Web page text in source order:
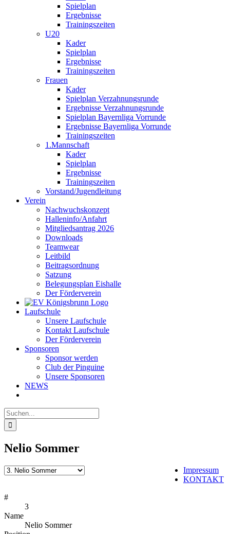
Spielplan
Ergebnisse
Trainingszeiten
U20
Kader
Spielplan
Ergebnisse
Trainingszeiten
Frauen
Kader
Spielplan Verzahnungsrunde
Ergebnisse Verzahnungsrunde
Spielplan Bayernliga Vorrunde
Ergebnisse Bayernliga Vorrunde
Trainingszeiten
1.Mannschaft
Kader
Spielplan
Ergebnisse
Trainingszeiten
Vorstand/Jugendleitung
Verein
Nachwuchskonzept
Halleninfo/Anfahrt
Mitgliedsantrag 2026
Downloads
Teamwear
Leitbild
Beitragsordnung
Satzung
Belegungsplan Eishalle
Der Förderverein
Laufschule
Unsere Laufschule
Kontakt Laufschule
Der Förderverein
Sponsoren
Sponsor werden
Club der Pinguine
Unsere Sponsoren
NEWS
Suche
nach:
Nelio Sommer
#
3
Name
Nelio Sommer
Impressum
KONTAKT